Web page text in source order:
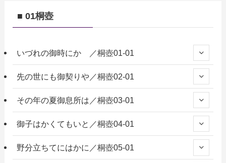
■ 01桐壺
いづれの御時にか ／桐壺01-01
先の世にも御契りや／桐壺02-01
その年の夏御息所は／桐壺03-01
御子はかくてもいと／桐壺04-01
野分立ちてにはかに／桐壺05-01